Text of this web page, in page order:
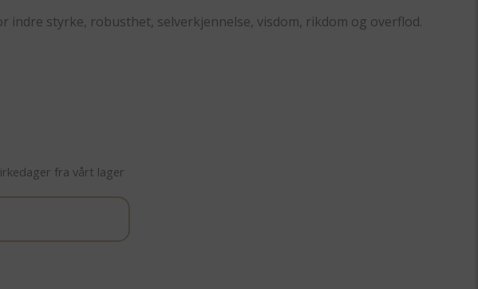
indre styrke, robusthet, selverkjennelse, visdom, rikdom og overflod.
fra vårt lager